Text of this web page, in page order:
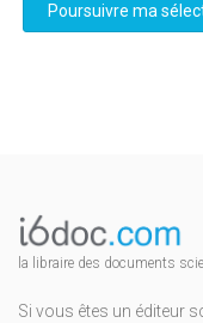
Poursuivre ma
la libraire des documents
Si vous êtes un éditeur